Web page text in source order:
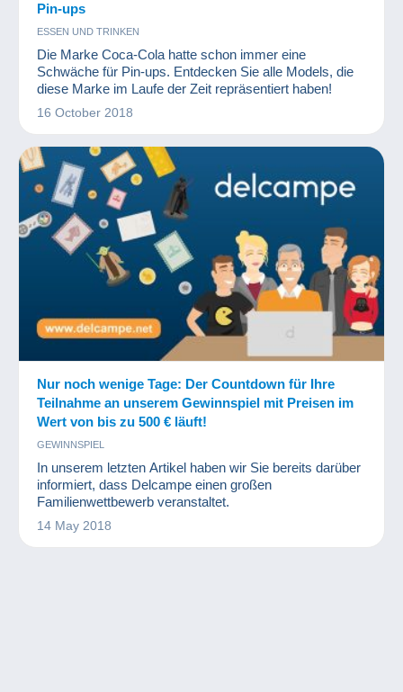
Pin-ups
ESSEN UND TRINKEN
Die Marke Coca-Cola hatte schon immer eine
Schwäche für Pin-ups. Entdecken Sie alle Models, die
diese Marke im Laufe der Zeit repräsentiert haben!
16 October 2018
Nur noch wenige Tage: Der Countdown für Ihre
Teilnahme an unserem Gewinnspiel mit Preisen im
Wert von bis zu 500 € läuft!
GEWINNSPIEL
In unserem letzten Artikel haben wir Sie bereits darüber
informiert, dass Delcampe einen großen
Familienwettbewerb veranstaltet.
14 May 2018